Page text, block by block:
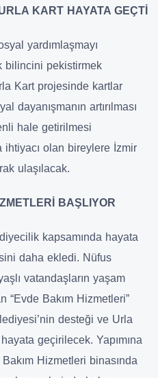
KART HAYATA GEÇTİ
yardımlaşmayı
bilincini pekistirmek
Kart projesinde kartlar
dayanışmanın artırılması
hale getirilmesi
ihtiyacı olan bireylere İzmir
ulaşılacak.
BAŞLIYOR
kapsamında hayata
daha ekledi. Nüfus
vatandaşların yaşam
“Evde Bakım Hizmetleri”
desteği ve Urla
geçirilecek. Yapımına
Hizmetleri binasında